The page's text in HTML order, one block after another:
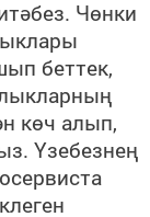
Чөнки
беттек,
көч алып,
Үзебезнең